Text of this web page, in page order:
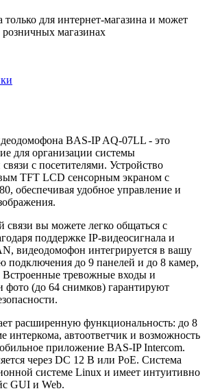
только для интернет-магазина и может
розничных магазинах
BAS-IP AQ-07LL - это
для организации системы
с посетителями. Устройство
TFT LCD сенсорным экраном с
обеспечивая удобное управление и
вы можете легко общаться с
поддержке IP-видеосигнала и
видеодомофон интегрируется в вашу
подключения до 9 панелей и до 8 камер,
тревожные входы и
фото (до 64 снимков) гарантируют
расширенную функциональность: до 8
интеркома, автоответчик и возможность
приложение BAS-IP Intercom.
через DC 12 В или PoE. Система
системе Linux и имеет интуитивно
GUI и Web.